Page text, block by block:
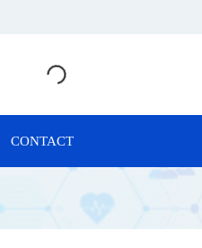
DEZINFECTANȚI
Dezinfectanți de
CONTACT